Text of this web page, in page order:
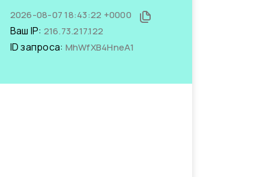
2026-08-07 18:43:22 +0000
Ваш IP: 216.73.217.122
ID запроса: MhWfXB4HneA1